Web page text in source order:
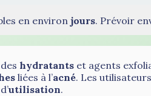
en environ jours. Prévoir
hydratants et agents
liées à l’acné. Les
utilisation.